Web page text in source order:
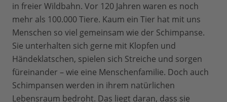
in freier Wildbahn. Vor 120 Jahren waren es noch
mehr als 100.000 Tiere. Kaum ein Tier hat mit uns
Menschen so viel gemeinsam wie der Schimpanse.
Sie unterhalten sich gerne mit Klopfen und
Händeklatschen, spielen sich Streiche und sorgen
füreinander – wie eine Menschenfamilie. Doch auch
Schimpansen werden in ihrem natürlichen
Lebensraum bedroht. Das liegt daran, dass sie